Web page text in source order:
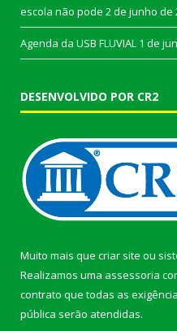
escola não pode 2 de junho de
Agenda da USB FLUVIAL 1 de
DESENVOLVIDO POR CR2
Muito mais que criar site ou
Realizamos uma assessoria
contrato que todas as
pública serão atendidas.